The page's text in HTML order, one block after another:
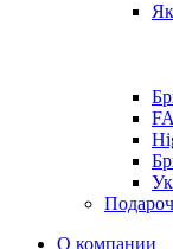
О компании